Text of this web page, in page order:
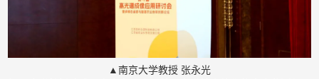
▲南京大学教授 张永光